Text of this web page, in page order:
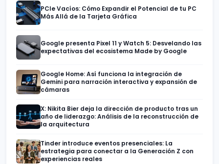
PCIe Vacíos: Cómo Expandir el Potencial de tu PC
Más Allá de la Tarjeta Gráfica
Google presenta Pixel 11 y Watch 5: Desvelando las
expectativas del ecosistema Made by Google
Google Home: Así funciona la integración de
Gemini para narración interactiva y expansión de
cámaras
X: Nikita Bier deja la dirección de producto tras un
año de liderazgo: Análisis de la reconstrucción de
la arquitectura
Tinder introduce eventos presenciales: La
estrategia para conectar a la Generación Z con
experiencias reales